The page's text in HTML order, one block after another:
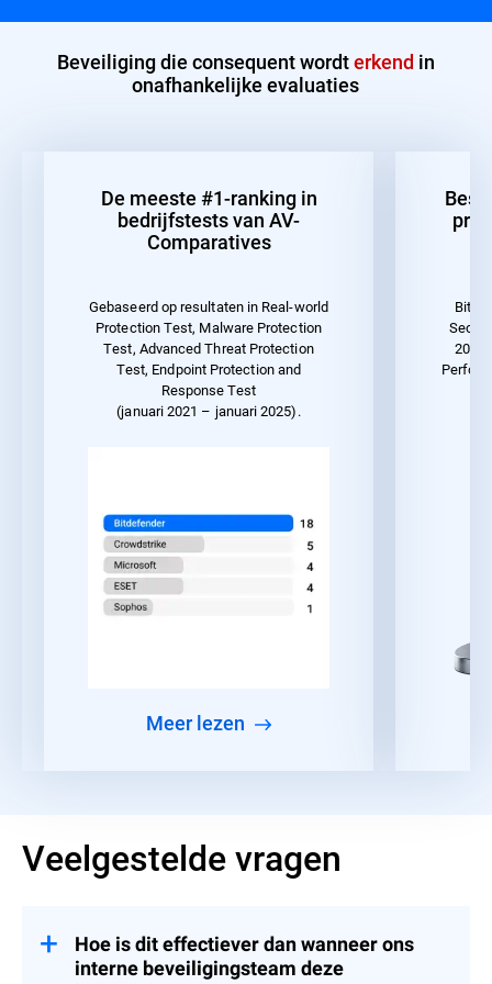
Beveiliging die consequent wordterkend in
onafhankelijke evaluaties
De meeste #1-ranking in
bedrijfstests van AV-
Comparatives
Gebaseerd op resultaten in Real-world
Protection Test, Malware Protection
Test, Advanced Threat Protection
Test, Endpoint Protection and
Response Test
(januari 2021 – januari 2025).
meer lezen
2023
Veelgestelde vragen
Hoe is dit effectiever dan wanneer ons
interne beveiligingsteam deze